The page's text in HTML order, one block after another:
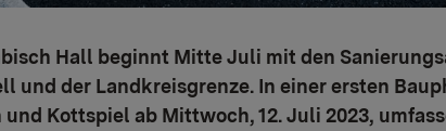
Hall beginnt Mitte Juli mit den
und der Landkreisgrenze. In einer ersten
Kottspiel ab Mittwoch, 12. Juli 2023,